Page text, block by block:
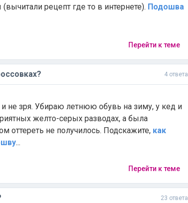
рецепт где то в интернете). Подошва
Перейти к теме
4 ответа
и не зря. Убираю летнюю обувь на зиму, у кед и
желто-серых разводах, а была
не получилось. Подскажите, как
...
Перейти к теме
23 ответа